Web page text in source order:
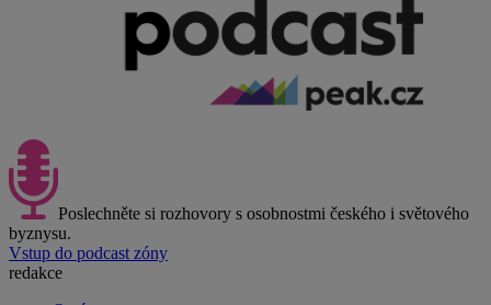
Poslechněte si rozhovory s osobnostmi českého i světového
byznysu.
Vstup do podcast zóny
redakce